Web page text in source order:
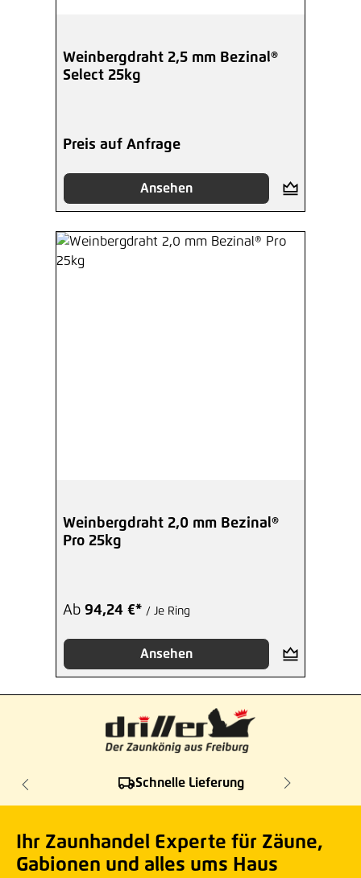
Weinbergdraht 2,5 mm Bezinal®
Select 25kg
Preis auf Anfrage
Ansehen
Weinbergdraht 2,0 mm Bezinal®
Pro 25kg
Ab 94,24 €* / Je Ring
Ansehen
Schnelle Lieferung
Ihr Zaunhandel Experte für Zäune,
Gabionen und alles ums Haus